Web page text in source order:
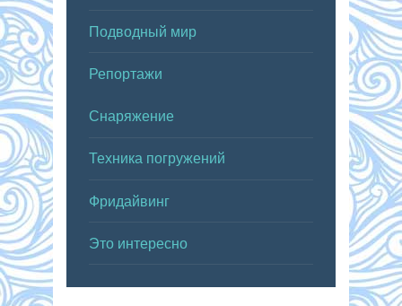
Подводный мир
Репортажи
Снаряжение
Техника погружений
Фридайвинг
Это интересно